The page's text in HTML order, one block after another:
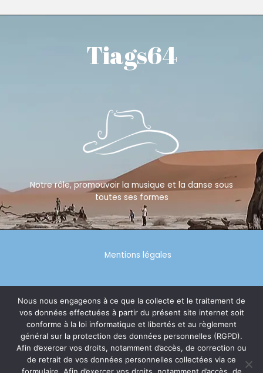
Tiags64
Notre rôle, promouvoir la musique et la danse sous
toutes ses formes
Mentions légales
Politique de confidentialité
© 2026 tiags64
Nous nous engageons à ce que la collecte et le traitement de
vos données effectuées à partir du présent site internet soit
conforme à la loi informatique et libertés et au règlement
général sur la protection des données personnelles (RGPD).
Afin d’exercer vos droits, notamment d’accès, de correction ou
de retrait de vos données personnelles collectées via ce